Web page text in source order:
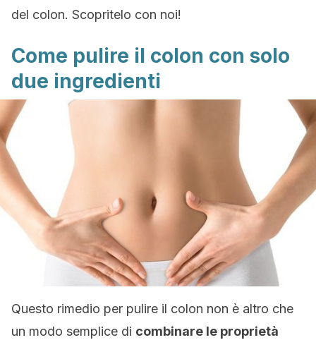
del colon. Scopritelo con noi!
Come pulire il colon con solo
due ingredienti
Questo rimedio per pulire il colon non è altro che
un modo semplice di combinare le proprietà